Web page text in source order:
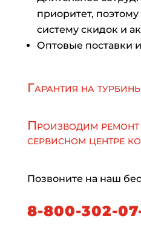
приоритет,
систему скидок и
Оптовые поставки
Гарантия на
Производим ремонт
сервисном центре
Позвоните на наш
8-800-302-